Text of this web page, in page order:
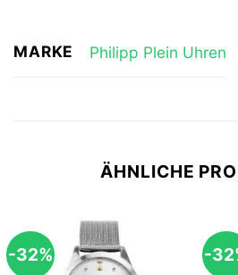
MARKE Philipp Plein Uhren
ÄHNLICHE
-32% -